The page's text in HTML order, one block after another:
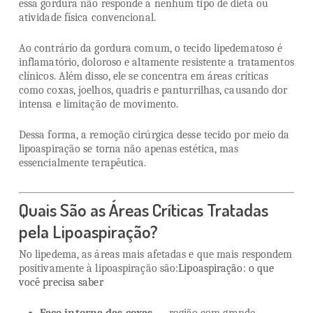
essa gordura não responde a nenhum tipo de dieta ou
atividade física convencional.
Ao contrário da gordura comum, o tecido lipedematoso é
inflamatório, doloroso e altamente resistente a tratamentos
clínicos. Além disso, ele se concentra em áreas críticas
como coxas, joelhos, quadris e panturrilhas, causando dor
intensa e limitação de movimento.
Dessa forma, a remoção cirúrgica desse tecido por meio da
lipoaspiração se torna não apenas estética, mas
essencialmente terapêutica.
Quais São as Áreas Críticas Tratadas
pela Lipoaspiração?
No lipedema, as áreas mais afetadas e que mais respondem
positivamente à lipoaspiração são:Lipoaspiração: o que
você precisa saber